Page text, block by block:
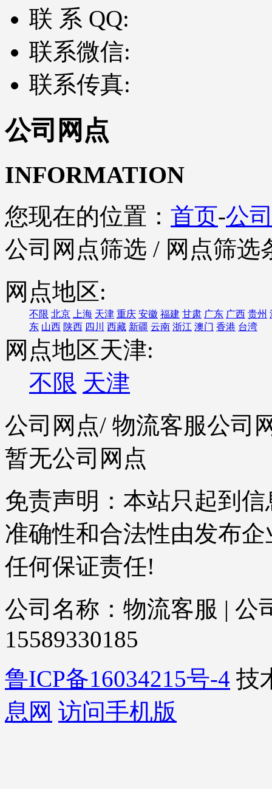
联 系 QQ:
联系微信:
联系传真:
公司网点
INFORMATION
您现在的位置： 首页-公
公司网点筛选 / 网点筛选
网点地区:
不限 北京 上海 天津 重庆 安徽 福建 甘肃 广东 广西 贵州
东 山西 陕西 四川 西藏 新疆 云南 浙江 澳门 香港 台湾
网点地区天津:
不限 天津
公司网点/ 物流客服公司
暂无公司网点
免责声明：本站只起到
准确性和合法性由发布
任何保证责任!
公司名称：物流客服 | 公
15589330185
鲁ICP备16034215号-4 技
息网 访问手机版